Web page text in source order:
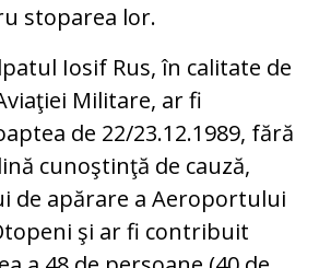
stoparea lor.
Iosif Rus, în calitate de
Militare, ar fi
de 22/23.12.1989, fără
cunoştinţă de cauză,
de apărare a Aeroportului
şi ar fi contribuit